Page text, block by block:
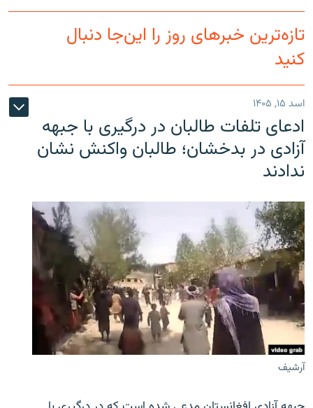
تازه‌ترین خبرهای روز را این‌جا دنبال
کنید
اسد ۱۵, ۱۴۰۵
ادعای تلفات طالبان در درگیری با جبهه
آزادی در بدخشان؛ طالبان واکنش نشان
ندادند
آرشیف